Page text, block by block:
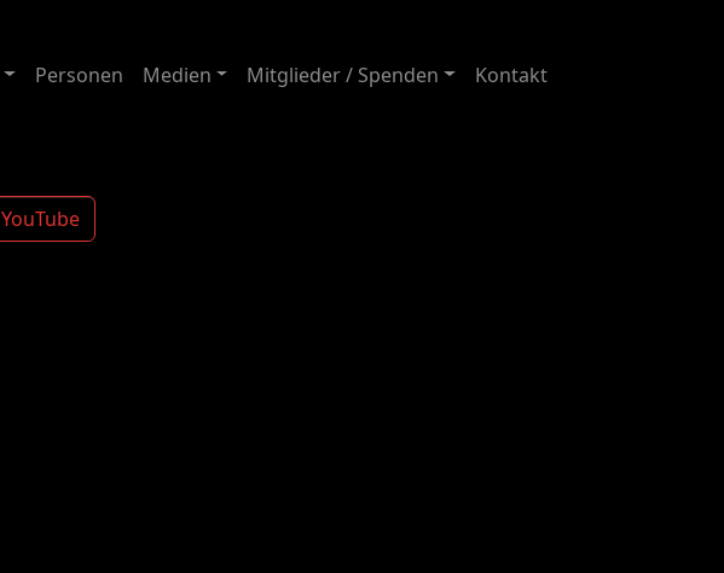
YouTube
Personen Medien Mitglieder / Spenden Kontakt